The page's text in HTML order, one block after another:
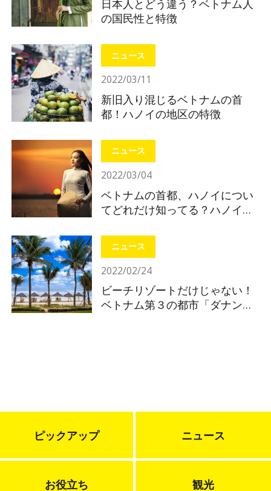
日本人とどう違う？ベトナム人
の国民性と特徴
ニュース
2022/03/11
新旧入り混じるベトナムの首
都！ハノイの地区の特徴
ニュース
2022/03/04
ベトナムの首都、ハノイについ
てどれだけ知ってる？ハノイの
ニュース
2022/02/24
ビーチリゾートだけじゃない！
ベトナム第３の都市「ダナン」
ピックアップ ニュース
お役立ち 観光